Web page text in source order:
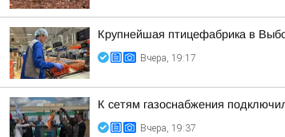
Крупнейшая птицефабрика в
Вчера, 19:17
К сетям газоснабжения
Вчера, 19:37